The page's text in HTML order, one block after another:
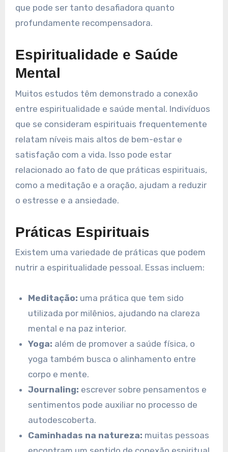
que pode ser tanto desafiadora quanto
profundamente recompensadora.
Espiritualidade e Saúde
Mental
Muitos estudos têm demonstrado a conexão
entre espiritualidade e saúde mental. Indivíduos
que se consideram espirituais frequentemente
relatam níveis mais altos de bem-estar e
satisfação com a vida. Isso pode estar
relacionado ao fato de que práticas espirituais,
como a meditação e a oração, ajudam a reduzir
o estresse e a ansiedade.
Práticas Espirituais
Existem uma variedade de práticas que podem
nutrir a espiritualidade pessoal. Essas incluem:
Meditação: uma prática que tem sido
utilizada por milênios, ajudando na clareza
mental e na paz interior.
Yoga: além de promover a saúde física, o
yoga também busca o alinhamento entre
corpo e mente.
Journaling: escrever sobre pensamentos e
sentimentos pode auxiliar no processo de
autodescoberta.
Caminhadas na natureza: muitas pessoas